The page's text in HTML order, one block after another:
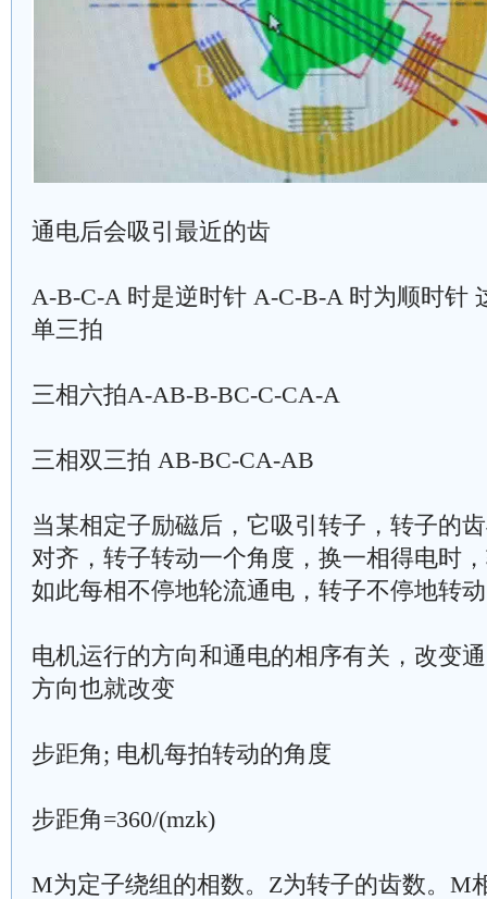
通电后会吸引最近的齿
A-B-C-A 时是逆时针 A-C-B-A 时为顺时针
单三拍
三相六拍A-AB-B-BC-C-CA-A
三相双三拍 AB-BC-CA-AB
当某相定子励磁后，它吸引转子，转子的
对齐，转子转动一个角度，换一相得电时
如此每相不停地轮流通电，转子不停地转
电机运行的方向和通电的相序有关，改变
方向也就改变
步距角; 电机每拍转动的角度
步距角=360/(mzk)
M为定子绕组的相数。Z为转子的齿数。M